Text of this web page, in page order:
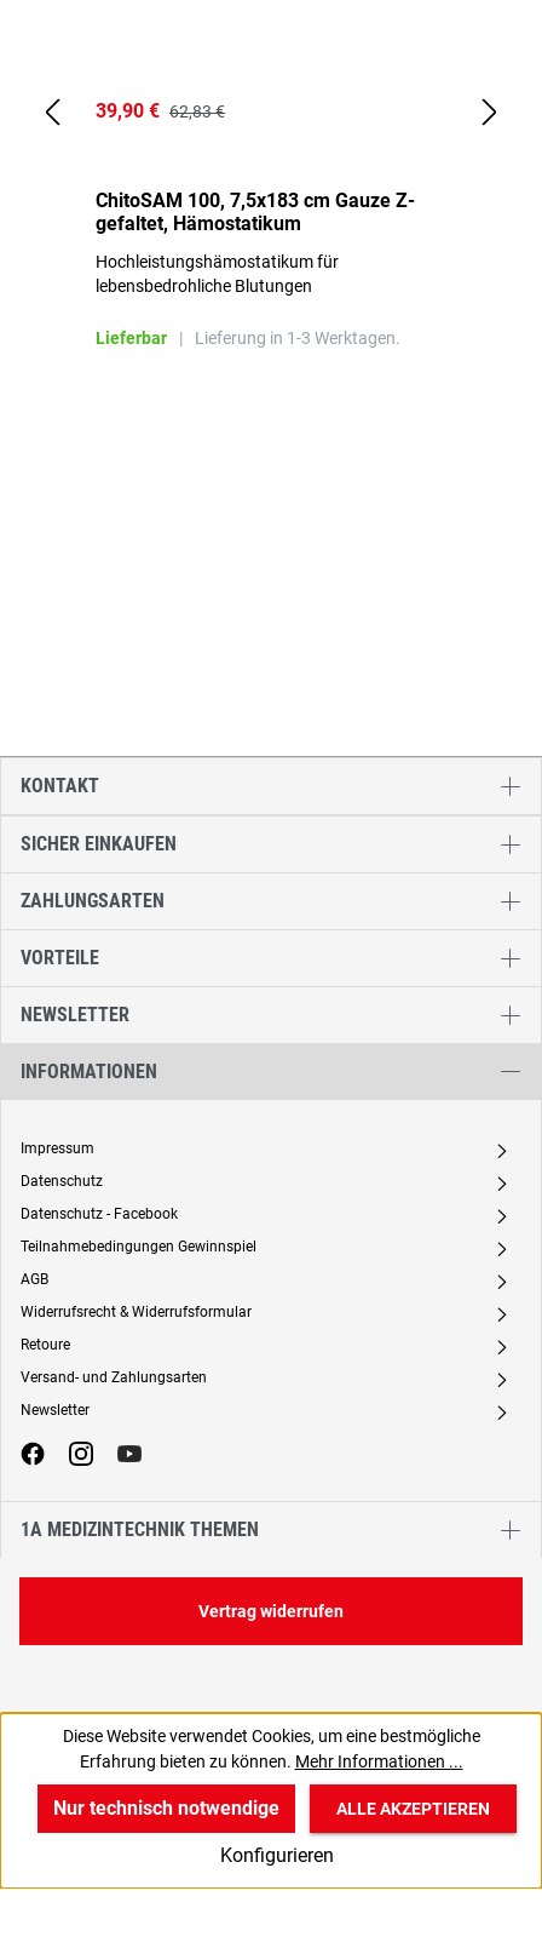
17,98 €
39,90 € 62,83 €
ChitoSAM 100, 7,5x183 cm Gauze Z-
gefaltet, Hämostatikum
Hochleistungshämostatikum für
lebensbedrohliche Blutungen
Lieferbar | Lieferung in 1-3 Werktagen.
SICHER EINKAUFEN
ZAHLUNGSARTEN
VORTEILE
NEWSLETTER
INFORMATIONEN
Impressum A
Datenschutz A
Datenschutz - Facebook A
Teilnahmebedingungen Gewinnspiel A
AGB A
Widerrufsrecht & Widerrufsformular A
Retoure A
Versand- und Zahlungsarten A
Newsletter A
1A MEDIZINTECHNIK THEMEN
KONTAKT
Vertrag widerrufen
Diese Website verwendet Cookies, um eine bestmögliche
Erfahrung bieten zu können. Mehr Informationen ...
Nur technisch notwendige
Konfigurieren
ALLE AKZEPTIEREN
v
Produkte
B